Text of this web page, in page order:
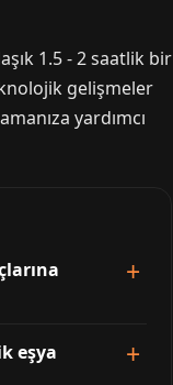
1.5 - 2 saatlik bir
gelişmeler
yardımcı
eşya